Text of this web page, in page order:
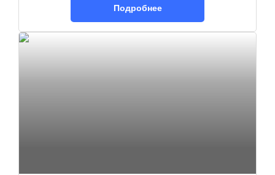
Подробнее